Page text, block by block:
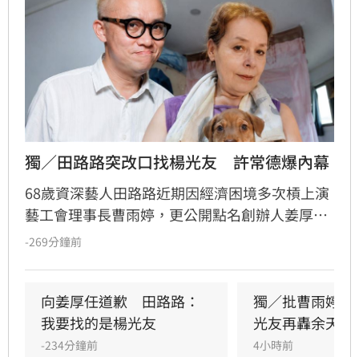
獨／田路路突改口找楊光友　許常德爆內幕
68歲資深藝人田路路近期因經濟困境多次槓上演
藝工會理事長曹雨婷，更公開點名創辦人姜厚任
出面，事後卻發文坦言搞錯對象，真正想找的是
德出面緩頰，建議田路路應先安頓好生活，並提
議透過口述歷史記錄資深藝人的故事。許常德同
時批評現任理事長曹雨婷不應神隱，呼籲工會應
-269分鐘前
向姜厚任道歉　田路路：
我要找的是楊光友
-234分鐘前
獨／批曹雨婷
光友再轟余天工
4小時前